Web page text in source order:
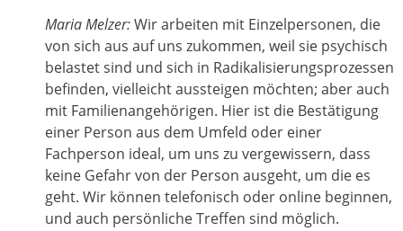
Maria Melzer:Wir arbeiten mit Einzelpersonen, die
von sich aus auf uns zukommen, weil sie psychisch
belastet sind und sich in Radikalisierungsprozessen
befinden, vielleicht aussteigen möchten; aber auch
mit Familienangehörigen. Hier ist die Bestätigung
einer Person aus dem Umfeld oder einer
Fachperson ideal, um uns zu vergewissern, dass
keine Gefahr von der Person ausgeht, um die es
geht. Wir können telefonisch oder online beginnen,
und auch persönliche Treffen sind möglich.